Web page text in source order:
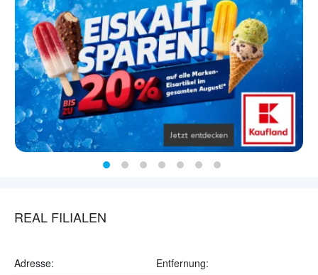
REAL FILIALEN
Adresse: Entfernung: